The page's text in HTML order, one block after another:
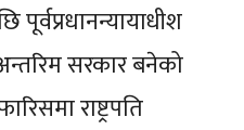
सरकार बनेको
राष्ट्रपति